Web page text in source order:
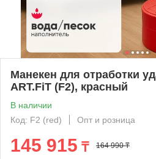
Манекен для отработки
ART.FiT (F2), красный
В наличии
Код: F2 (red)
Опт и розница
145 915 ₸ 164 990 ₸